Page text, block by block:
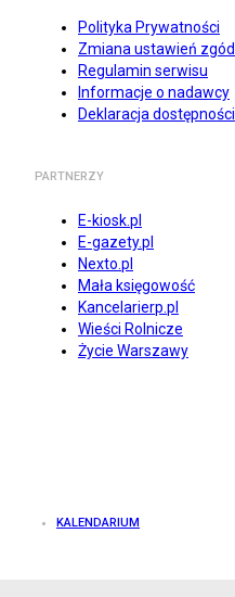
Polityka Prywatności
Zmiana ustawień zgód
Regulamin serwisu
Informacje o nadawcy
Deklaracja dostępności
PARTNERZY
E-kiosk.pl
E-gazety.pl
Nexto.pl
Mała księgowość
Kancelarierp.pl
Wieści Rolnicze
Życie Warszawy
KALENDARIUM